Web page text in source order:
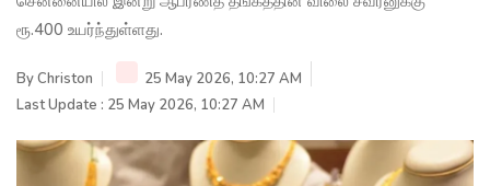
ரூ.400 உயர்ந்துள்ளது.
ByChriston
25 May 2026, 10:27 AM
Last Update : 25 May 2026, 10:27 AM